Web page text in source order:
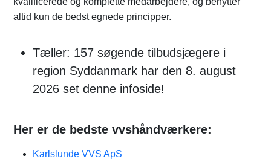
altid kun de bedst egnede principper.
Tæller: 157 søgende tilbudsjægere i
region Syddanmark har den 8. august
2026 set denne infoside!
Her er de bedste vvshåndværkere:
Karlslunde VVS ApS